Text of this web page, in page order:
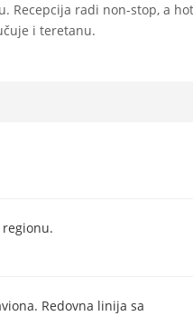
Recepcija radi non-stop, a
i teretanu.
Redovna linija sa